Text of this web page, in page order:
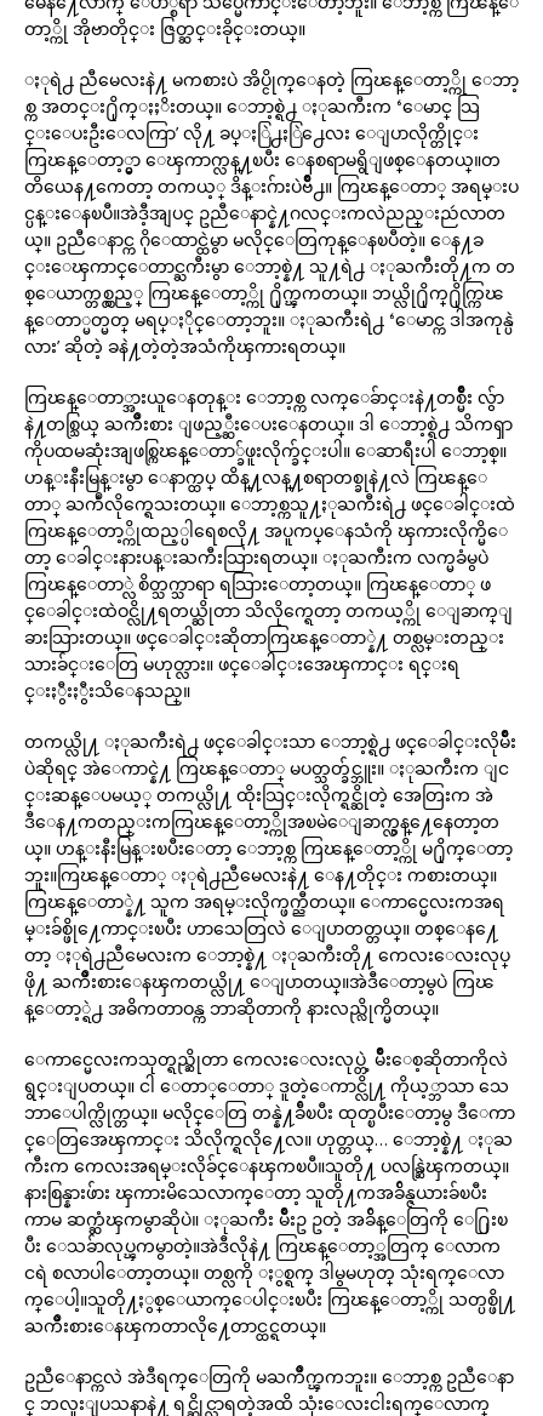
တာ့္ကို အိုဗာတိုင္း ဇြတ္ဆင္းခိုင္းတယ္။
ႏုရဲ႕ ညီမေလးနဲ႔ မကစားပဲ အိပ္ငိုက္ေနတဲ့ ကြၽန္ေတာ့္ကို ေဘာ့
စ္က အတင္း႐ိုက္ႏႈိးတယ္။ ေဘာ့စ္ရဲ႕ ႏုႀကီးက ‘ေမာင္ သြ
င္းေပးဦးေလကြာ’ လို႔ ခပ္ႏြဲ႕ႏြဲ႕ေလး ေျပာလိုက္တိုင္း
ကြၽန္ေတာ့္မွာ ေၾကာက္လန္႔ၿပီး ေနစရာမရွိျဖစ္ေနတယ္။တ
တိယေန႔ကေတာ့ တကယ့္ ဒိန္းဂ်ားပဲဗ်ိဳ႕။ ကြၽန္ေတာ္ အရမ္းပ
င္ပန္းေနၿပီ။အဲဒီ့အျပင္ ဥညီေနာင္နဲ႔ဂလင္းကလဲညည္းညဴလာတ
ယ္။ ဥညီေနာင္က ဂိုေထာင္ထဲမွာ မလိုင္ေတြကုန္ေနၿပီတဲ့။ ေန႔ခ
င္းေၾကာင္ေတာင္ႀကီးမွာ ေဘာ့စ္နဲ႔ သူ႔ရဲ႕ ႏုႀကီးတို႔က တ
စ္ေယာက္တစ္လွည့္ ကြၽန္ေတာ့္ကို ႐ိုက္ၾကတယ္။ ဘယ္လို႐ိုက္႐ိုက္ကြၽ
န္ေတာ္မတ္မတ္ မရပ္ႏိုင္ေတာ့ဘူး။ ႏုႀကီးရဲ႕ ‘ေမာင္က ဒါအကုန္ပဲ
လား’ ဆိုတဲ့ ခနဲ႔တဲ့တဲ့အသံကိုၾကားရတယ္။
ကြၽန္ေတာ္အားယူေနတုန္း ေဘာ့စ္က လက္ေခ်ာင္းနဲ႔တစ္မ်ိဳး လွ်ာ
နဲ႔တစ္သြယ္ ႀကိဳးစား ျဖည့္ဆီးေပးေနတယ္။ ဒါ ေဘာ့စ္ရဲ႕ သိကၡာ
ကိုပထမဆုံးအျဖစ္ကြၽန္ေတာ္ခ်ဖူးလိုက္ခ်င္းပါ။ ေဆာရီးပါ ေဘာ့စ္။
ဟန္းနီးမြန္းမွာ ေနာက္ထပ္ ထိန္႔လန္႔စရာတစ္ခုနဲ႔လဲ ကြၽန္ေ
တာ္ ႀကဳံလိုက္ရေသးတယ္။ ေဘာ့စ္ကသူ႔ႏုႀကီးရဲ႕ ဖင္ေခါင္းထဲ
ကြၽန္ေတာ့္ကိုထည့္ပါရေစလို႔ အပူကပ္ေနသံကို ၾကားလိုက္မိေ
တာ့ ေခါင္းနားပန္းႀကီးသြားရတယ္။ ႏုႀကီးက လက္မခံမွပဲ
ကြၽန္ေတာ္လဲ စိတ္သက္သာရာ ရသြားေတာ့တယ္။ ကြၽန္ေတာ္ ဖ
င္ေခါင္းထဲဝင္လို႔ရတယ္ဆိုတာ သိလိုက္ရေတာ့ တကယ့္ကို ေျခာက္ျ
ခားသြားတယ္။ ဖင္ေခါင္းဆိုတာကြၽန္ေတာ္နဲ႔ တစ္လမ္းတည္း
သားခ်င္းေတြ မဟုတ္လား။ ဖင္ေခါင္းအေၾကာင္း ရင္းရ
င္းႏွီးႏွီးသိေနသည္။
တကယ္လို႔ ႏုႀကီးရဲ႕ ဖင္ေခါင္းသာ ေဘာ့စ္ရဲ႕ ဖင္ေခါင္းလိုမ်ိဳး
ပဲဆိုရင္ အဲေကာင္နဲ႔ ကြၽန္ေတာ္ မပတ္သတ္ခ်င္ဘူး။ ႏုႀကီးက ျင
င္းဆန္ေပမယ့္ တကယ္လို႔ ထိုးသြင္းလိုက္ရင္ဆိုတဲ့ အေတြးက အဲ
ဒီေန႔ကတည္းကကြၽန္ေတာ့္ကိုအၿမဲေျခာက္လွန္႔ေနေတာ့တ
ယ္။ ဟန္းနီးမြန္းၿပီးေတာ့ ေဘာ့စ္က ကြၽန္ေတာ့္ကို မ႐ိုက္ေတာ့
ဘူး။ကြၽန္ေတာ္ ႏုရဲ႕ညီမေလးနဲ႔ ေန႔တိုင္း ကစားတယ္။
ကြၽန္ေတာ္နဲ႔ သူက အရမ္းလိုက္ဖက္ညီတယ္။ ေကာင္မေလးကအရ
မ္းခ်စ္ဖို႔ေကာင္းၿပီး ဟာသေတြလဲ ေျပာတတ္တယ္။ တစ္ေန႔ေ
တာ့ ႏုရဲ႕ညီမေလးက ေဘာ့စ္နဲ႔ ႏုႀကီးတို႔ ကေလးေလးလုပ္
ဖို႔ ႀကိဳးစားေနၾကတယ္လို႔ ေျပာတယ္။အဲဒီေတာ့မွပဲ ကြၽ
န္ေတာ့္ရဲ႕ အဓိကတာဝန္က ဘာဆိုတာကို နားလည္လိုက္မိတယ္။
ေကာင္မေလးကသုတ္ရည္ဆိုတာ ကေလးေလးလုပ္တဲ့ မ်ိဳးေစ့ဆိုတာကိုလဲ
ရွင္းျပတယ္။ ငါ ေတာ္ေတာ္ ဒူတဲ့ေကာင္လို႔ ကိုယ့္ဘာသာ သေ
ဘာေပါက္လိုက္တယ္။ မလိုင္ေတြ တန္နဲ႔ခ်ီၿပီး ထုတ္ၿပီးေတာ့မွ ဒီေကာ
င္ေတြအေၾကာင္း သိလိုက္ရလို႔ေလ။ ဟုတ္တယ္… ေဘာ့စ္နဲ႔ ႏုႀ
ကီးက ကေလးအရမ္းလိုခ်င္ေနၾကၿပီ။သူတို႔ ပလန္ဆြဲၾကတယ္။
နားစြန္နားဖ်ား ၾကားမိသေလာက္ေတာ့ သူတို႔ကအခ်ိန္ဇယားခ်ၿပီး
ကာမ ဆက္ဆံၾကမွာဆိုပဲ။ ႏုႀကီး မ်ိဳးဥ ဥတဲ့ အခ်ိန္ေတြကို ေ႐ြးၿ
ပီး ေသခ်ာလုပ္ၾကမွာတဲ့။အဲဒီလိုနဲ႔ ကြၽန္ေတာ့္အတြက္ ေလာက
ငရဲ စလာပါေတာ့တယ္။ တစ္လကို ႏွစ္ရက္ ဒါမွမဟုတ္ သုံးရက္ေလာ
က္ေပါ့။သူတို႔ႏွစ္ေယာက္ေပါင္းၿပီး ကြၽန္ေတာ့္ကို သတ္ပစ္ဖို႔
ႀကိဳးစားေနၾကတာလို႔ေတာင္ထင္ရတယ္။
ဥညီေနာင္ကလဲ အဲဒီရက္ေတြကို မႀကိဳက္ၾကဘူး။ ေဘာ့စ္က ဥညီေနာ
င္ ဘလူးျပသနာနဲ႔ ရင္ဆိုင္လာရတဲ့အထိ သုံးေလးငါးရက္ေလာက္